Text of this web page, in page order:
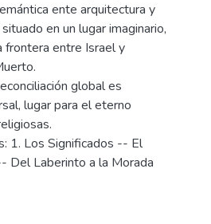
ente arquitectura y
en un lugar imaginario,
frontera entre Israel y
global es
lugar para el eterno
1. Los Significados -- El
Del Laberinto a la Morada